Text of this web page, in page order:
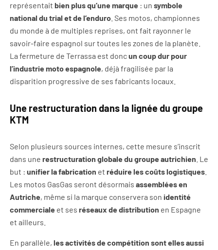
représentait bien plus qu’une marque : un symbole
national du trial et de l’enduro . Ses motos, championnes
du monde à de multiples reprises, ont fait rayonner le
savoir-faire espagnol sur toutes les zones de la planète.
La fermeture de Terrassa est doncun coup dur pour
l’industrie moto espagnole, déjà fragilisée par la
disparition progressive de ses fabricants locaux.
Une restructuration dans la lignée du groupe
KTM
Selon plusieurs sources internes, cette mesure s’inscrit
dans une restructuration globale du groupe autrichien . Le
but : unifier la fabrication et réduire les coûts logistiques
Les motos GasGas seront désormais assemblées en
Autriche, même si la marque conservera son identité
commerciale et ses réseaux de distribution en Espagne
et ailleurs.
En parallèle, les activités de compétition sont elles aussi